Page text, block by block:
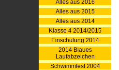
Alles aus 2016
Alles aus 2015
Alles aus 2014
Klasse 4 2014/2015
Einschulung 2014
2014 Blaues
Laufabzeichen
Schwimmfest 2004